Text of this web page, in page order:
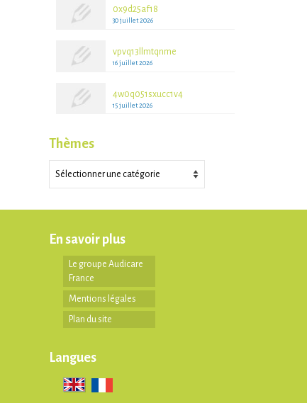
0x9d25af18
30 juillet 2026
vpvq13llmtqnme
16 juillet 2026
4w0q051sxucc1v4
15 juillet 2026
Thèmes
Thèmes
En savoir plus
Le groupe Audicare
France
Mentions légales
Plan du site
Langues